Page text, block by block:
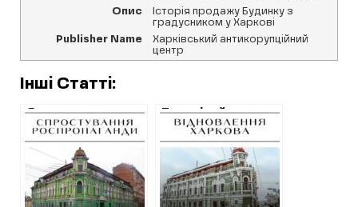
Опис
Історія продажу Будинку з
градусником у Харкові
Publisher Name
Харківський антикорупційний
центр
Інші Статті:
Як пропаганда
використала
дописи про стан
“зеленого
будинку” на
Полтавському
Три мільйони
гривень на
порятунок
“зеленого
будинку”: став
відомий